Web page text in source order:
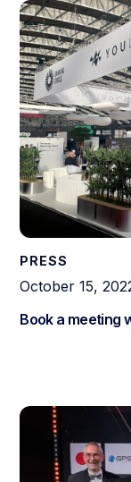
PRESS
October 15,
Book a meeting